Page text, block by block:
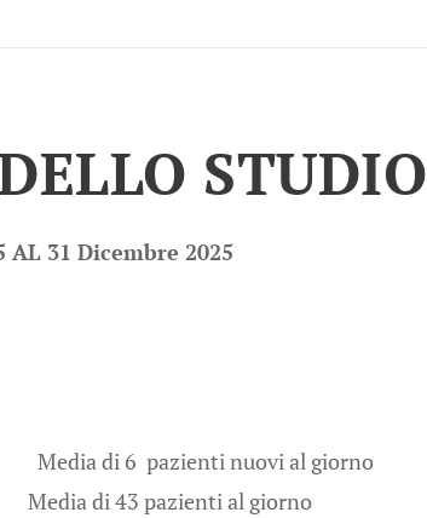
STUDIO
AL 31 Dicembre 2025
pazienti nuovi al giorno
al giorno